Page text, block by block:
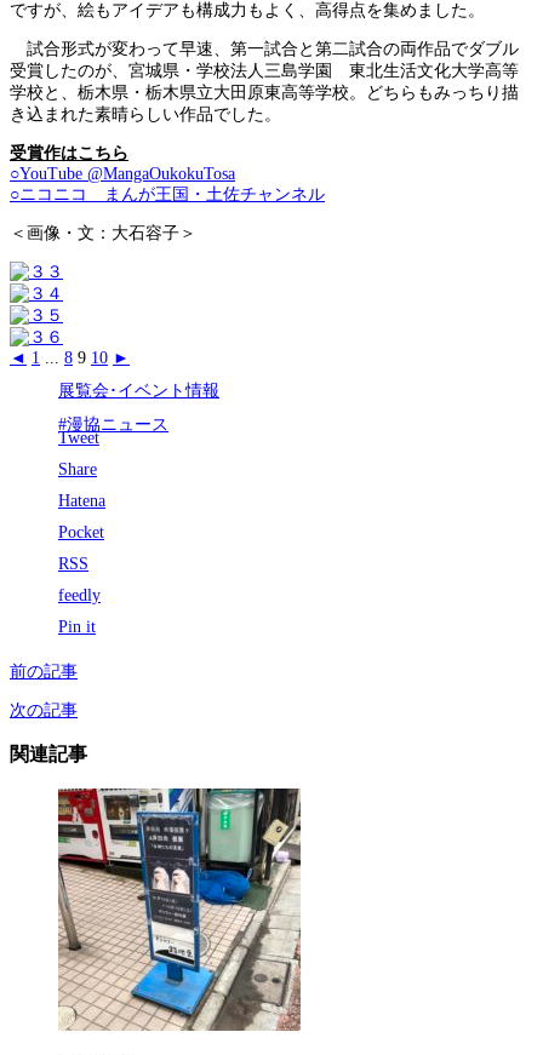
ですが、絵もアイデアも構成力もよく、高得点を集めました。
試合形式が変わって早速、第一試合と第二試合の両作品でダブル
受賞したのが、宮城県・学校法人三島学園 東北生活文化大学高等
学校と、栃木県・栃木県立大田原東高等学校。どちらもみっちり描
き込まれた素晴らしい作品でした。
受賞作はこちら
○YouTube @MangaOukokuTosa
○ニコニコ まんが王国・土佐チャンネル
＜画像・文：大石容子＞
◄ 1 ... 8 9 10 ►
展覧会･イベント情報
#漫協ニュース
Tweet
Share
Hatena
Pocket
RSS
feedly
Pin it
前の記事
次の記事
関連記事